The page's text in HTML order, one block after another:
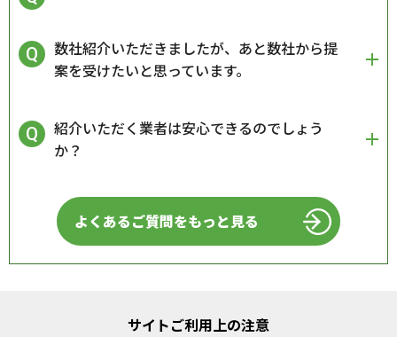
数社紹介いただきましたが、あと数社から提
案を受けたいと思っています。
紹介いただく業者は安心できるのでしょう
か？
よくあるご質問をもっと見る
サイトご利用上の注意